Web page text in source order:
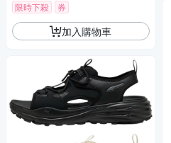
限時下殺 券
加入購物車